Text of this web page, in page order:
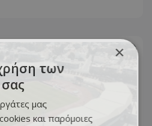
×
των
μας
και παρόμοιες